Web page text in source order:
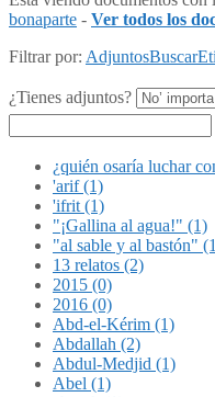
bonaparte - Ver todos los
Filtrar por: AdjuntosBuscar
¿Tienes adjuntos?
Buscar
¿quién osaría luchar
'arif (1)
'ifrit (1)
"¡Gallina al agua!" (1)
"al sable y al bastón"
13 relatos (2)
2015 (0)
2016 (0)
Abd-el-Kérim (1)
Abdallah (2)
Abdul-Medjid (1)
Abel (1)